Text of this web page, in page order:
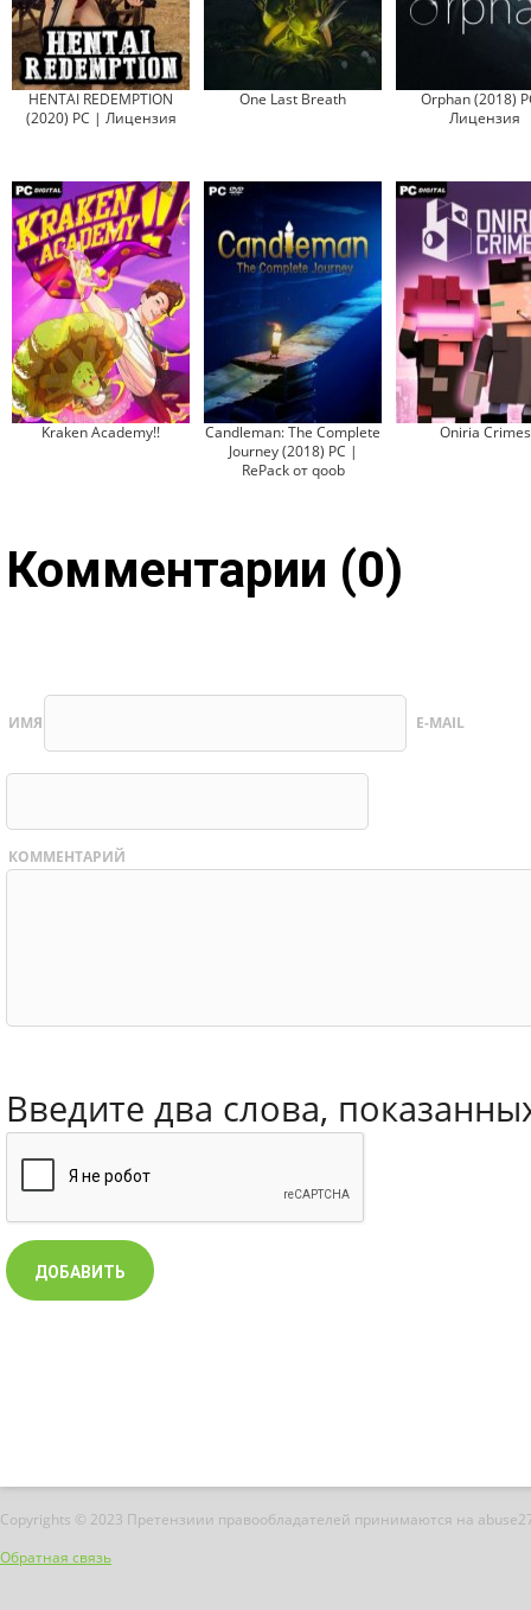
HENTAI REDEMPTION
(2020) PC | Лицензия
One Last Breath
Orphan (2018)
Лицензия
Kraken Academy!!
Candleman: The Complete
Journey (2018) PC |
RePack от qoob
Oniria Crimes
Комментарии (0)
ИМЯ E-MAIL
КОММЕНТАРИЙ
Введите два слова,
Copyrights © 2023 Претензиии правообладателей принимаются на
Обратная связь